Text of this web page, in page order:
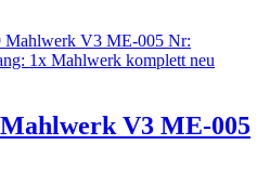
V3 ME-005